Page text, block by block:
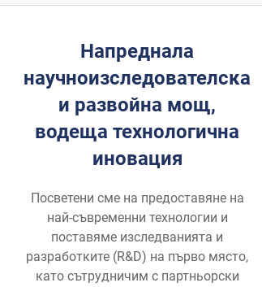
Напреднала
научноизследователска
и развойна мощ,
водеща технологична
иновация
Посветени сме на предоставяне на
най-съвременни технологии и
поставяме изследванията и
разработките (R&D) на първо място,
като сътрудничим с партньорски